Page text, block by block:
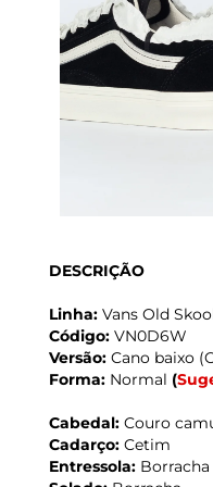
DESCRIÇÃO
Linha: Vans Old
Código: VN0D6W
Versão: Cano baixo
Forma: Normal (
Cabedal: Couro
Cadarço: Cetim
Entressola: Borracha